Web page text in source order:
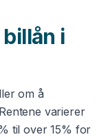
billån i
om å
varierer
til over 15% for